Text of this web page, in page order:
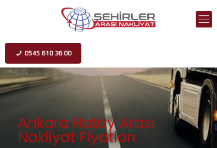
0545 610 36 00
Ankara Hatay Arası
Nakliyat Fiyatları